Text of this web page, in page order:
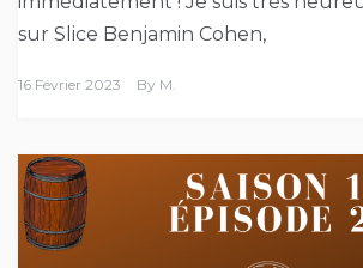
sur Slice Benjamin Cohen,
16 Février 2023 By M.